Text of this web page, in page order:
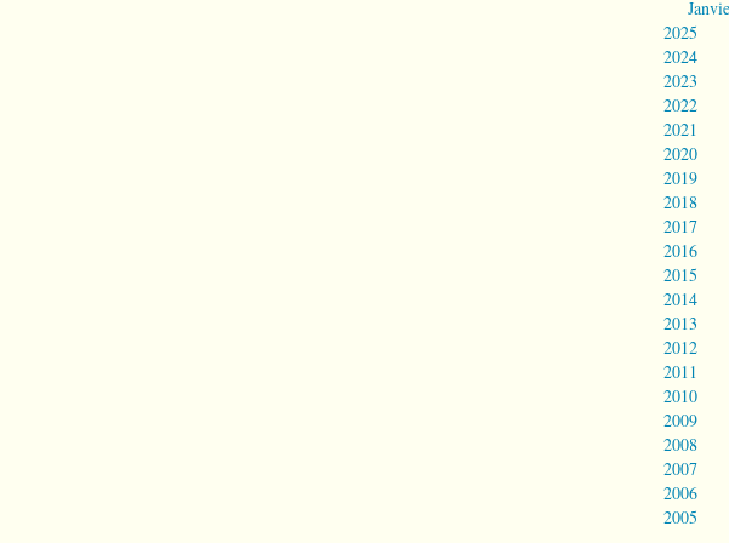
2025
2024
2023
2022
2021
2020
2019
2018
2017
2016
2015
2014
2013
2012
2011
2010
2009
2008
2007
2006
2005